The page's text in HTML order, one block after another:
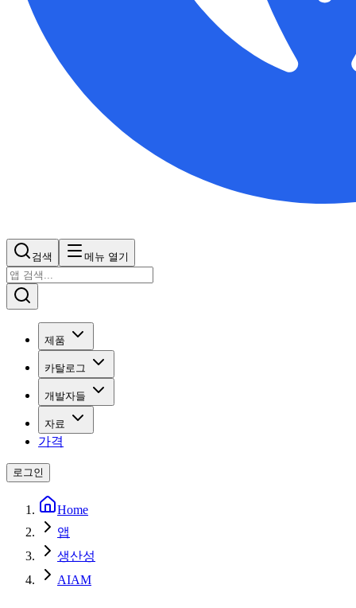
검색 메뉴 열기
제품
카탈로그
개발자들
자료
가격
로그인
Home
앱
생산성
AIAM